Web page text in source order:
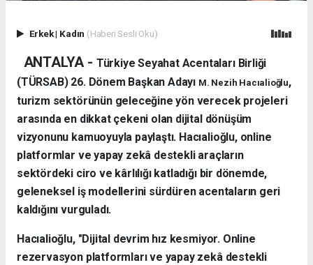
Erkek| Kadın (Haberi Sesli Oku)
ANTALYA - Türkiye Seyahat Acentaları Birliği
(TÜRSAB) 26. Dönem Başkan Adayı M. Nezih Hacıalioğlu,
turizm sektörünün geleceğine yön verecek projeleri
arasında en dikkat çekeni olan dijital dönüşüm
vizyonunu kamuoyuyla paylaştı. Hacıalioğlu, online
platformlar ve yapay zekâ destekli araçların
sektördeki ciro ve kârlılığı katladığı bir dönemde,
geleneksel iş modellerini sürdüren acentaların geri
kaldığını vurguladı.
Hacıalioğlu, "Dijital devrim hız kesmiyor. Online
rezervasyon platformları ve yapay zekâ destekli